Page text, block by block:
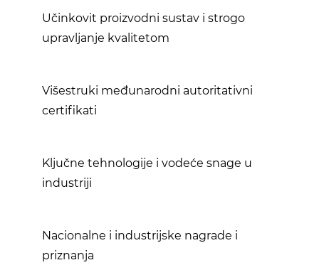
Učinkovit proizvodni sustav i strogo
upravljanje kvalitetom
Višestruki međunarodni autoritativni
certifikati
Ključne tehnologije i vodeće snage u
industriji
Nacionalne i industrijske nagrade i
priznanja